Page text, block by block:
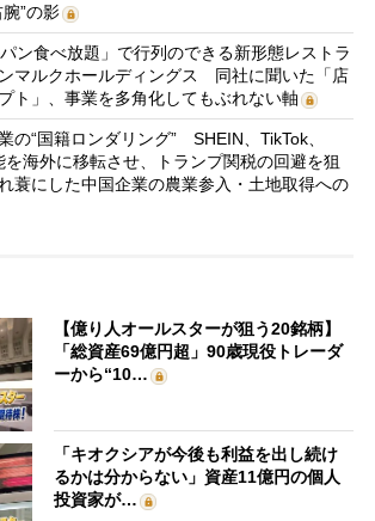
”の影
パン食べ放題」で行列のできる新形態レストラ
マルクホールディングス 同社に聞いた「店
ト」、事業を多角化してもぶれない軸
の“国籍ロンダリング” SHEIN、TikTok、
海外に移転させ、トランプ関税の回避を狙
蓑にした中国企業の農業参入・土地取得への
【億り人オールスターが狙う20銘柄】
「総資産69億円超」90歳現役トレーダ
ーから“10…
「キオクシアが今後も利益を出し続け
るかは分からない」資産11億円の個人
投資家が…